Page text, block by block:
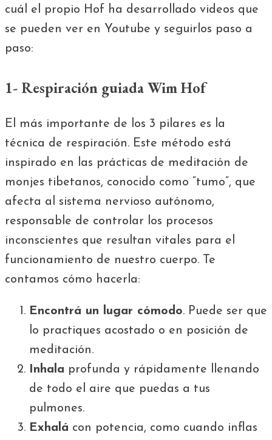
cuál el propio Hof ha desarrollado videos que
se pueden ver en Youtube y seguirlos paso a
paso:
1- Respiración guiada Wim Hof
El más importante de los 3 pilares es la
técnica de respiración. Este método está
inspirado en las prácticas de meditación de
monjes tibetanos, conocido como “tumo”, que
afecta al sistema nervioso autónomo,
responsable de controlar los procesos
inconscientes que resultan vitales para el
funcionamiento de nuestro cuerpo. Te
contamos cómo hacerla:
Encontrá un lugar cómodo. Puede ser que
lo practiques acostado o en posición de
meditación.
Inhala profunda y rápidamente llenando
de todo el aire que puedas a tus
pulmones.
Exhalá con potencia, como cuando inflas